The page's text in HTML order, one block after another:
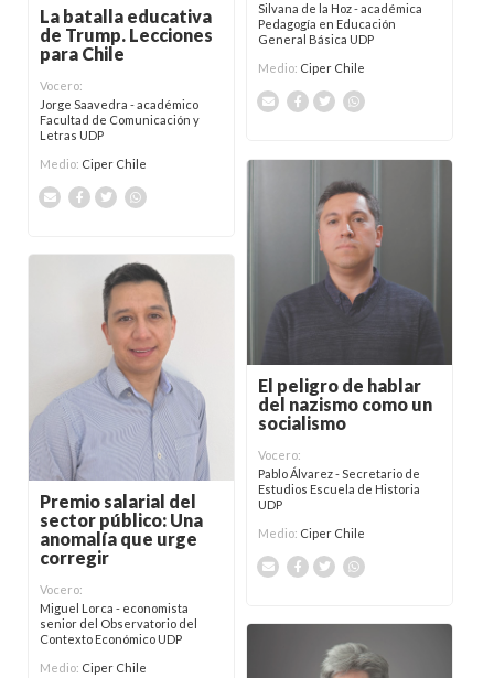
Silvana de la Hoz - académica
Pedagogía en Educación
General Básica UDP
Medio: Ciper Chile
La batalla educativa
de Trump. Lecciones
para Chile
Vocero:
Jorge Saavedra - académico
Facultad de Comunicación y
Letras UDP
Medio: Ciper Chile
El peligro de hablar
del nazismo como un
socialismo
Vocero:
Pablo Álvarez - Secretario de
Estudios Escuela de Historia
UDP
Medio: Ciper Chile
Premio salarial del
sector público: Una
anomalía que urge
corregir
Vocero:
Miguel Lorca - economista
senior del Observatorio del
Contexto Económico UDP
Medio: Ciper Chile